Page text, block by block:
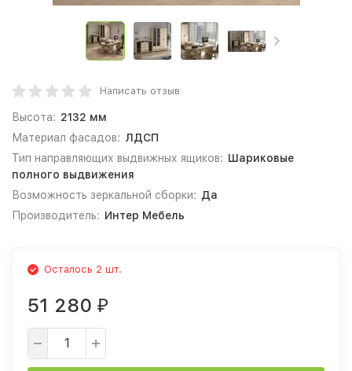
Написать отзыв
Высота: 2132 мм
Материал фасадов: ЛДСП
Тип направляющих выдвижных ящиков: Шариковые
полного выдвижения
Возможность зеркальной сборки: Да
Производитель: Интер Мебель
Осталось 2 шт.
51 280 ₽